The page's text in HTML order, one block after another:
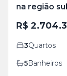
na região
R$
3Quartos
5Banheiros